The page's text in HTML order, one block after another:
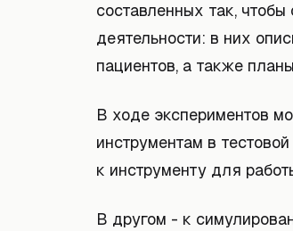
составленных так,
деятельности: в них
пациентов, а также
В ходе экспериментов
инструментам в
к инструменту для
В другом - к